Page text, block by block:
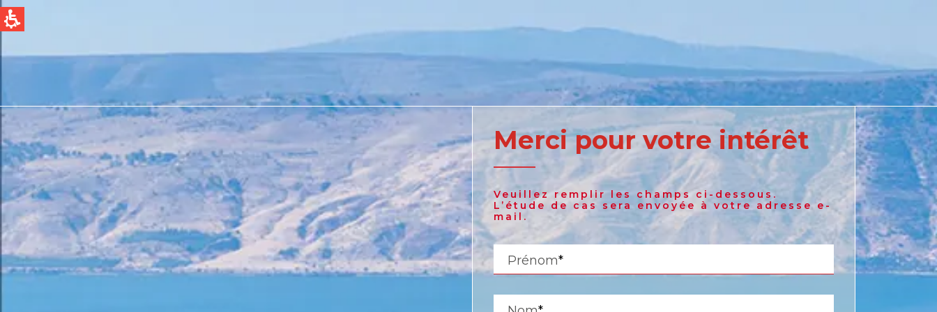
QUICK LINKS
News & Events
Global
English
United States
English
Australia
English
Spain & LATAM
Spanish
Russia
Russian
France
French
Merci pour votre intérêt
Veuillez remplir les champs ci-dessous.
L’étude de cas sera envoyée à votre adresse e-
mail.
Prénom*